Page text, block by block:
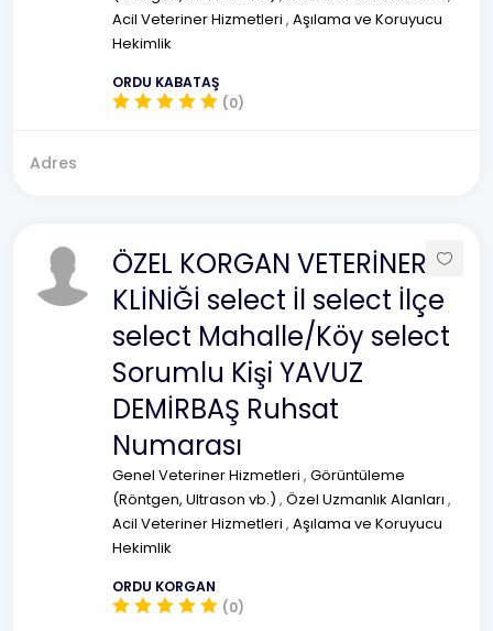
Acil Veteriner Hizmetleri , Aşılama ve Koruyucu
Hekimlik
ORDU KABATAŞ
(0)
Adres
ÖZEL KORGAN VETERİNER
KLİNİĞİ select İl select İlçe
select Mahalle/Köy select
Sorumlu Kişi YAVUZ
DEMİRBAŞ Ruhsat
Numarası
Genel Veteriner Hizmetleri , Görüntüleme
(Röntgen, Ultrason vb.) , Özel Uzmanlık Alanları ,
Acil Veteriner Hizmetleri , Aşılama ve Koruyucu
Hekimlik
ORDU KORGAN
(0)